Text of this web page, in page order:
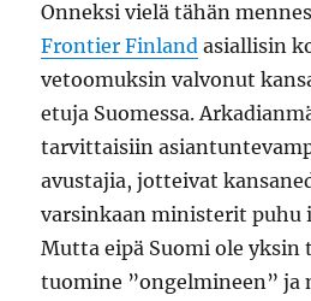
Onneksi vielä tähän
Frontier Finland asiallisin
vetoomuksin valvonut
etuja Suomessa.
tarvittaisiin
avustajia, jotteivat
varsinkaan ministerit puhu
Mutta eipä Suomi ole
tuomine ”ongelmineen” ja